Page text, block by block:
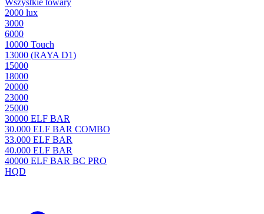
Wszystkie towary
2000 lux
3000
6000
10000 Touch
13000 (RAYA D1)
15000
18000
20000
23000
25000
30000 ELF BAR
30.000 ELF BAR COMBO
33.000 ELF BAR
40.000 ELF BAR
40000 ELF BAR BC PRO
HQD